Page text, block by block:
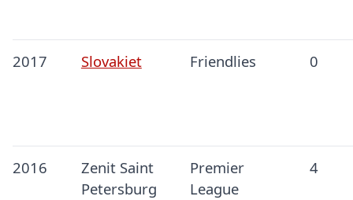
2017 Slovakiet Friendlies 0
2016
Zenit Saint
Petersburg
Premier
League
4